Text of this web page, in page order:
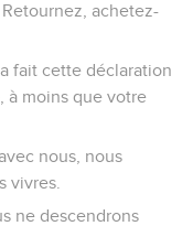
achetez-
fait cette déclaration
à moins que votre
nous, nous
vivres.
ne descendrons